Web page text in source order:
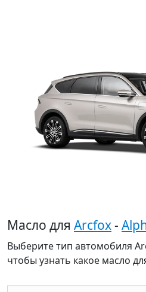
Масло для Arcfox-
Выберите тип автомобиля
чтобы узнать какое масло